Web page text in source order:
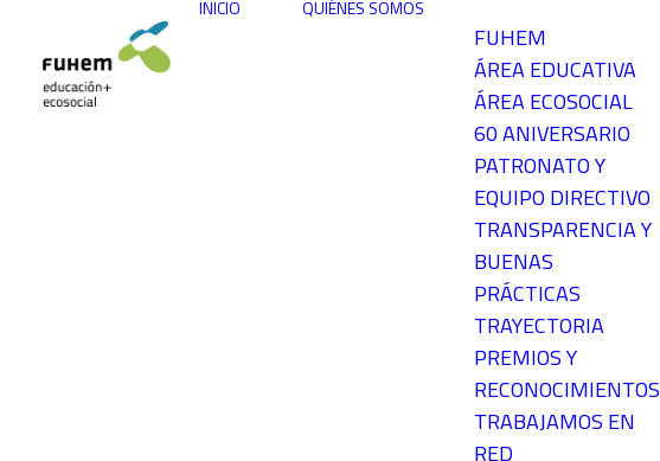
INICIO QUIÉNES SOMOS
FUHEM
ÁREA EDUCATIVA
ÁREA ECOSOCIAL
60 ANIVERSARIO
PATRONATO Y
EQUIPO DIRECTIVO
TRANSPARENCIA Y
BUENAS
PRÁCTICAS
TRAYECTORIA
PREMIOS Y
RECONOCIMIENTOS
TRABAJAMOS EN
RED